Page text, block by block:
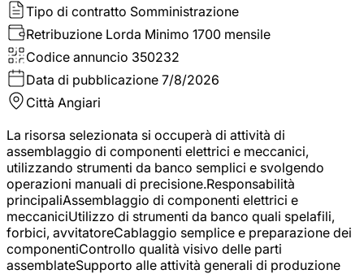
Tipo di contratto Somministrazione
Retribuzione Lorda Minimo 1700 mensile
Codice annuncio 350232
Data di pubblicazione 7/8/2026
Città Angiari
La risorsa selezionata si occuperà di attività di
assemblaggio di componenti elettrici e meccanici,
utilizzando strumenti da banco semplici e svolgendo
operazioni manuali di precisione.Responsabilità
principaliAssemblaggio di componenti elettrici e
meccaniciUtilizzo di strumenti da banco quali spelafili,
forbici, avvitatoreCablaggio semplice e preparazione dei
componentiControllo qualità visivo delle parti
assemblateSupporto alle attività generali di produzione